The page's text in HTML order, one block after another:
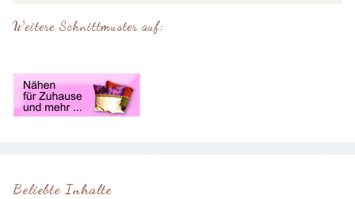
Beliebte Inhalte
Weitere Schnittmuster auf: